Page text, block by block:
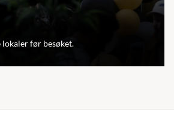
lokaler før besøket.